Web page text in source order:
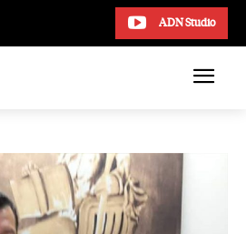
ADN Studio